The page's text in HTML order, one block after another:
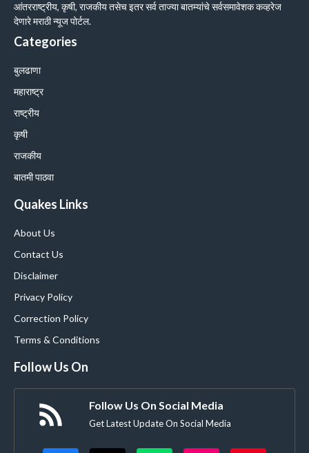
आंतरराष्ट्रीय, कृषी, राजकीय तसेच इतर सर्व ताज्या बातम्यांचे सर्वसमावेशक कव्हरेज
देणारे मराठी न्यूज पोर्टल.
Categories
बुलढाणा
महाराष्ट्र
राष्ट्रीय
कृषी
राजकीय
बातमी पाठवा
Quakes Links
About Us
Contact Us
Disclaimer
Privacy Policy
Correction Policy
Terms & Conditions
Follow Us On
Follow Us On Social Media
Get Latest Update On Social Media